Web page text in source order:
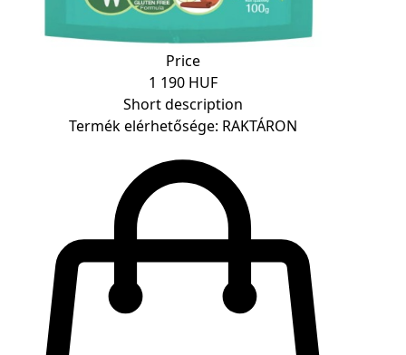
Price
1 190 HUF
Short description
Termék elérhetősége: RAKTÁRON